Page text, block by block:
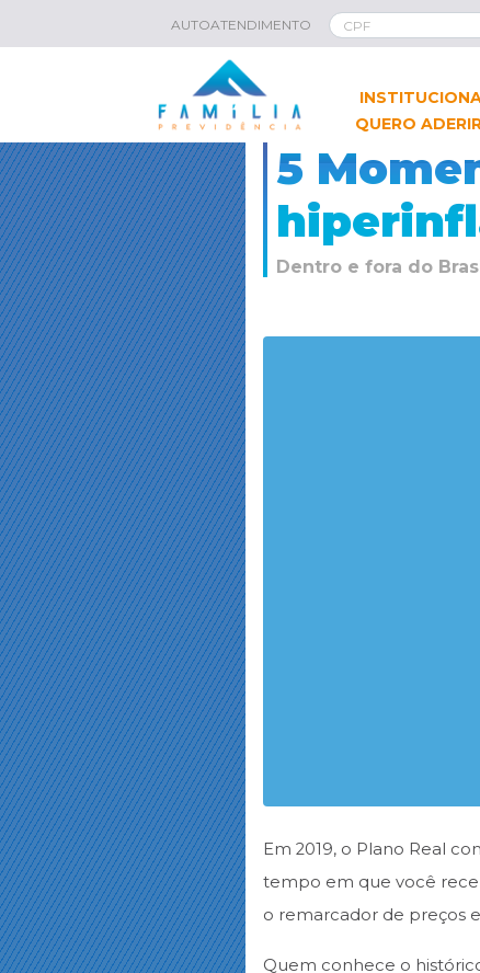
AUTOATENDIMENTO
QUERO
5
Dentro e fora do
Em 2019, o Plano Real
tempo em que você
o remarcador de preços
Quem conhece o